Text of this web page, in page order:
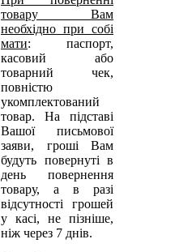
товару Вам
необхідно при собі
мати: паспорт,
касовий або
товарний чек,
повністю
укомплектований
товар. На підставі
Вашої письмової
заяви, гроші Вам
будуть повернуті в
день повернення
товару, а в разі
відсутності грошей
у касі, не пізніше,
ніж через 7 днів.